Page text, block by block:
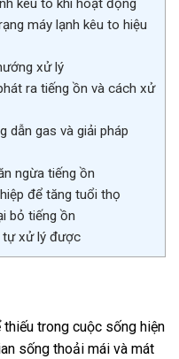
kêu to khi hoạt động
máy lạnh kêu to hiệu
xử lý
ra tiếng ồn và cách xử
dẫn gas và giải pháp
ngừa tiếng ồn
để tăng tuổi thọ
bỏ tiếng ồn
tự xử lý được
trong cuộc sống hiện
sống thoải mái và mát